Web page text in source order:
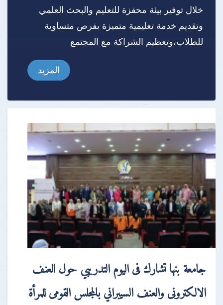
خلال توفير بيئة محفزة للتعليم والبحث العلمي
وتقديم خدمة تعليمية متميزة بفرص متساوية
للطلاب،وتعظيم الشراكة مع المجتمع
المزيد
جامعة بنها تشارك فى اليوم التدريبي حول العنف
الالكترونى والعنف السيبراني بالمجلس القومى للمرأة